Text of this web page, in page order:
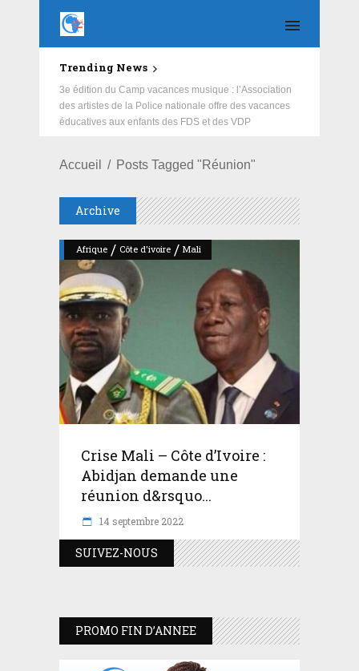
Trending News
Education : la fédération de la Russie rénove les
écoles primaire et collège du Camp Général
Aboubacar Sangoulé Lamizana
Accueil Posts Tagged "Réunion"
Archive
Afrique / Côte d'ivoire / Mali
Crise Mali – Côte d’Ivoire :
Abidjan demande une
réunion d&rsquo...
14 septembre 2022
SUIVEZ-NOUS
PROMO FIN D’ANNEE